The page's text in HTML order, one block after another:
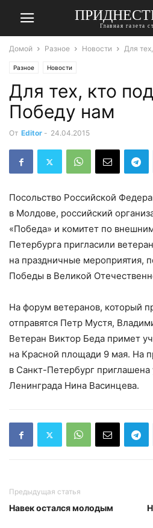
Главная газета
Домой Разное Новости Для
Разное Новости
Для тех, кто
Победу нам
От Editor - 24.04.2015
Посольство Российской
в Молдове, российский
«Победа» и комитет по
Петербурга пригласили
на праздничные мероприятия,
Победы в Великой
На форум ветеранов, который
отправятся Петр Мустя,
Ветеран Виктор Беда примет
на Красной площади 9 мая. На
в Санкт-Петербург
Ленинграда Нина Васинцева.
Предыдущая статья
Навек остался молодым